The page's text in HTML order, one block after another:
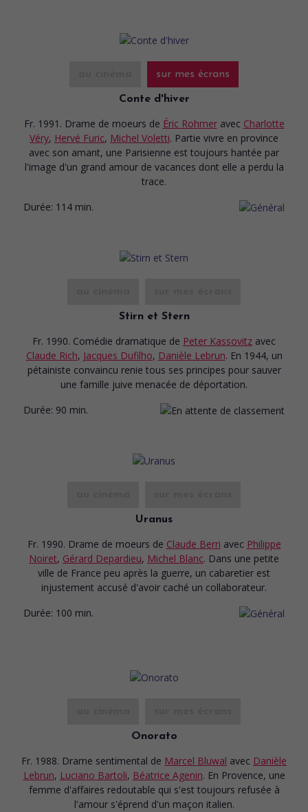
sur mes écrans
Conte d'hiver
Fr. 1991. Drame de moeurs de Éric Rohmer avec Charlotte
Véry, Hervé Furic, Michel Voletti. Partie vivre en province
avec son amant, une Parisienne est toujours hantée par
l'image d'un grand amour de vacances dont elle a perdu la
trace.
Durée: 114 min.
Stirn et Stern
Fr. 1990. Comédie dramatique de Peter Kassovitz avec
Claude Rich, Jacques Dufilho, Danièle Lebrun. En 1944, un
pétainiste convaincu renie tous ses principes pour sauver
une famille juive menacée de déportation.
Durée: 90 min.
Uranus
Fr. 1990. Drame de moeurs de Claude Berri avec Philippe
Noiret, Gérard Depardieu, Michel Blanc. Dans une petite
ville de France peu après la guerre, un cabaretier est
injustement accusé d'avoir caché un collaborateur.
Durée: 100 min.
Onorato
Fr. 1988. Drame sentimental de Marcel Bluwal avec Danièle
Lebrun, Luciano Bartoli, Béatrice Agenin. En Provence, une
femme d'affaires redoutable qui s'est toujours refusée à
l'amour s'éprend d'un maçon italien.